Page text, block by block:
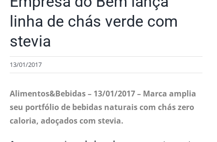
linha de chás verde com
stevia
13/01/2017
Alimentos&Bebidas– 13/01/2017 – Marca amplia
seu portfólio de bebidas naturais com chás zero
caloria, adoçados com stevia.